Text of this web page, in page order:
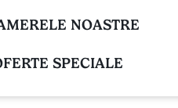
NOASTRE
SPECIALE